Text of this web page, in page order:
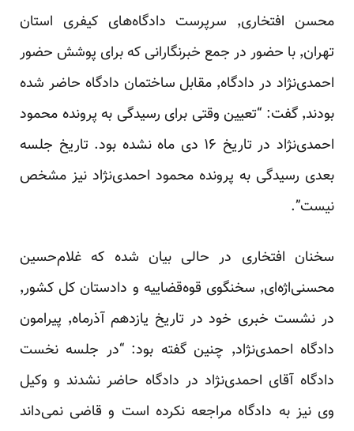
محسن افتخاری٬ سرپرست دادگاه‌های کیفری استان
تهران٬ با حضور در جمع خبرنگارانی که برای پوشش حضور
احمدی‌نژاد در دادگاه٬ مقابل ساختمان دادگاه حاضر شده
بودند٬ گفت: “تعیین وقتی برای رسیدگی به پرونده محمود
احمدی‌نژاد در تاریخ ۱۶ دی ماه نشده بود. تاریخ جلسه
بعدی رسیدگی به پرونده محمود احمدی‌نژاد نیز مشخص
نیست”.
سخنان افتخاری در حالی بیان شده که غلام‌حسین
محسنی‌اژه‌ای٬ سخنگوی قوه‌قضاییه و دادستان کل کشور٬
در نشست خبری خود در تاریخ یازدهم آذرماه٬ پیرامون
دادگاه احمدی‌نژاد٬ چنین گفته بود: “در جلسه نخست
دادگاه آقای احمدی‌نژاد در دادگاه حاضر نشدند و وکیل
وی نیز به دادگاه مراجعه نکرده است و قاضی نمی‌داند